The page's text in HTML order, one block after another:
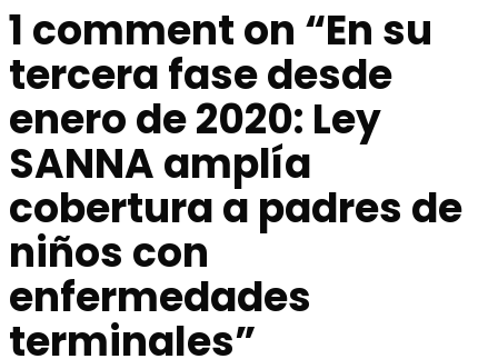
1 comment on “En su
tercera fase desde
enero de 2020: Ley
SANNA amplía
cobertura a padres de
niños con
enfermedades
terminales”